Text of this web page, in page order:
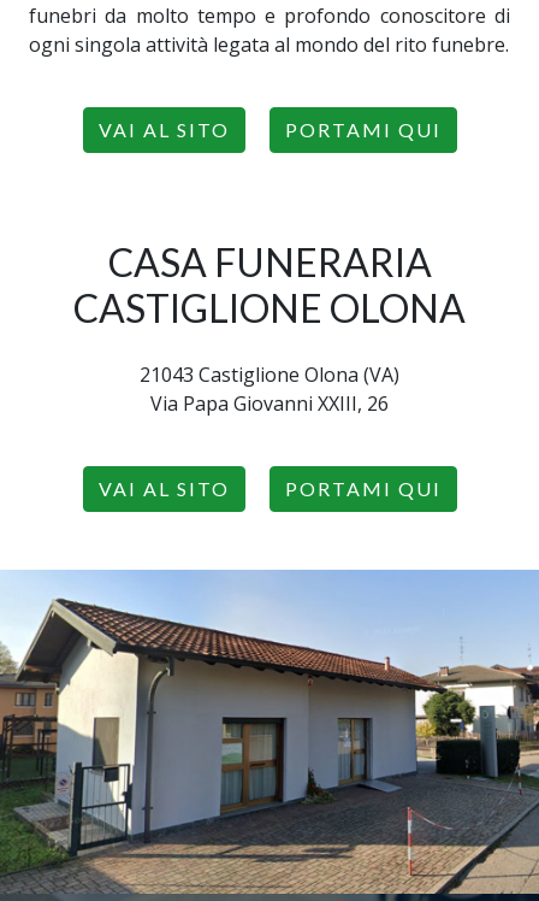
funebri da molto tempo e profondo conoscitore di
ogni singola attività legata al mondo del rito funebre.
VAI AL SITO PORTAMI QUI
CASA FUNERARIA
CASTIGLIONE OLONA
21043 Castiglione Olona (VA)
Via Papa Giovanni XXIII, 26
VAI AL SITO PORTAMI QUI